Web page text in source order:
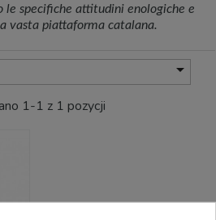
le specifiche attitudini enologiche e
vasta piattaforma catalana.

1-1 z 1 pozycji